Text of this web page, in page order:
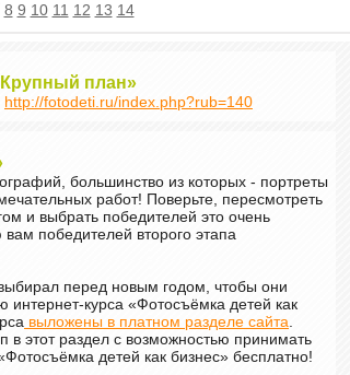
8 9 10 11 12 13 14
план»
http://fotodeti.ru/index.php?rub=140
большинство из которых - портреты
работ! Поверьте, пересмотреть
и выбрать победителей это очень
победителей второго этапа
перед новым годом, чтобы они
курса «Фотосъёмка детей как
выложены в платном разделе сайта
этот раздел с возможностью принимать
детей как бизнес» бесплатно!